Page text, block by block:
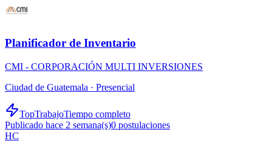
Planificador de Inventario
CMI - CORPORACIÓN MULTI INVERSIONES
Ciudad de Guatemala · Presencial
TopTrabajoTiempo completo
Publicado hace 2 semana(s)0 postulaciones
HC